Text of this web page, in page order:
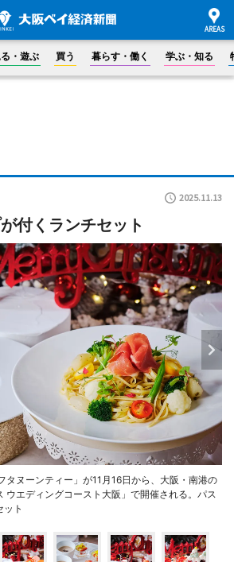
る・遊ぶ 買う 暮らす・働く 学ぶ・知る
2025.11.13
付くランチセット
タヌーンティー」が11月16日から、大阪・南港の
ウエディングコースト大阪」で開催される。パス
ト